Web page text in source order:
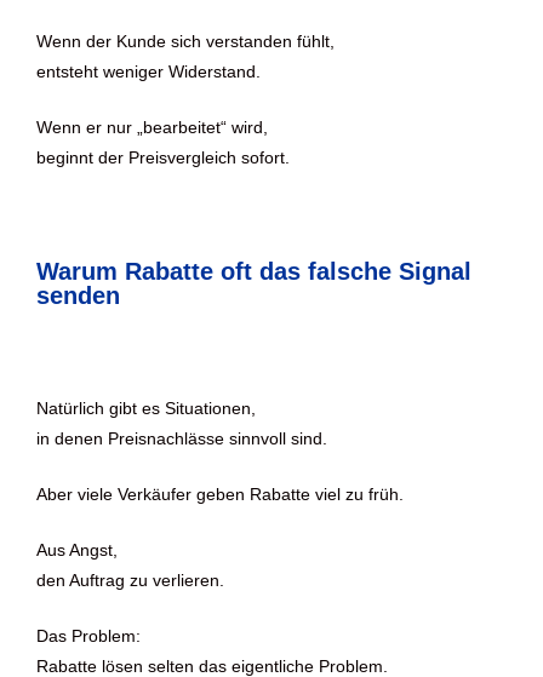
Wenn der Kunde sich verstanden fühlt,
entsteht weniger Widerstand.
Wenn er nur „bearbeitet“ wird,
beginnt der Preisvergleich sofort.
Warum Rabatte oft das falsche Signal
senden
Natürlich gibt es Situationen,
in denen Preisnachlässe sinnvoll sind.
Aber viele Verkäufer geben Rabatte viel zu früh.
Aus Angst,
den Auftrag zu verlieren.
Das Problem:
Rabatte lösen selten das eigentliche Problem.